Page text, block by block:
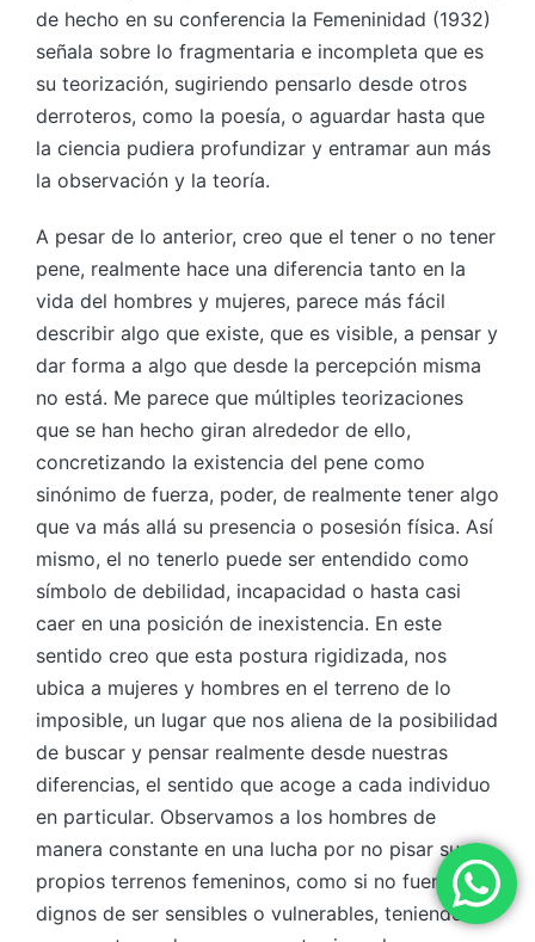
de hecho en su conferencia la Femeninidad (1932)
señala sobre lo fragmentaria e incompleta que es
su teorización, sugiriendo pensarlo desde otros
derroteros, como la poesía, o aguardar hasta que
la ciencia pudiera profundizar y entramar aun más
la observación y la teoría.
A pesar de lo anterior, creo que el tener o no tener
pene, realmente hace una diferencia tanto en la
vida del hombres y mujeres, parece más fácil
describir algo que existe, que es visible, a pensar y
dar forma a algo que desde la percepción misma
no está. Me parece que múltiples teorizaciones
que se han hecho giran alrededor de ello,
concretizando la existencia del pene como
sinónimo de fuerza, poder, de realmente tener algo
que va más allá su presencia o posesión física. Así
mismo, el no tenerlo puede ser entendido como
símbolo de debilidad, incapacidad o hasta casi
caer en una posición de inexistencia. En este
sentido creo que esta postura rigidizada, nos
ubica a mujeres y hombres en el terreno de lo
imposible, un lugar que nos aliena de la posibilidad
de buscar y pensar realmente desde nuestras
diferencias, el sentido que acoge a cada individuo
en particular. Observamos a los hombres de
manera constante en una lucha por no pisar sus
propios terrenos femeninos, como si no fueran
dignos de ser sensibles o vulnerables, teniendo